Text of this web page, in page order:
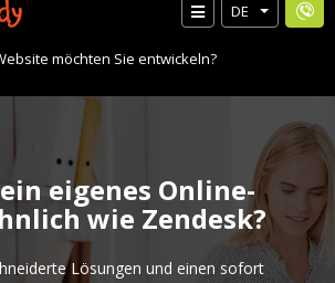
DE
eigenes Online-
wie Zendesk?
Lösungen und einen sofort